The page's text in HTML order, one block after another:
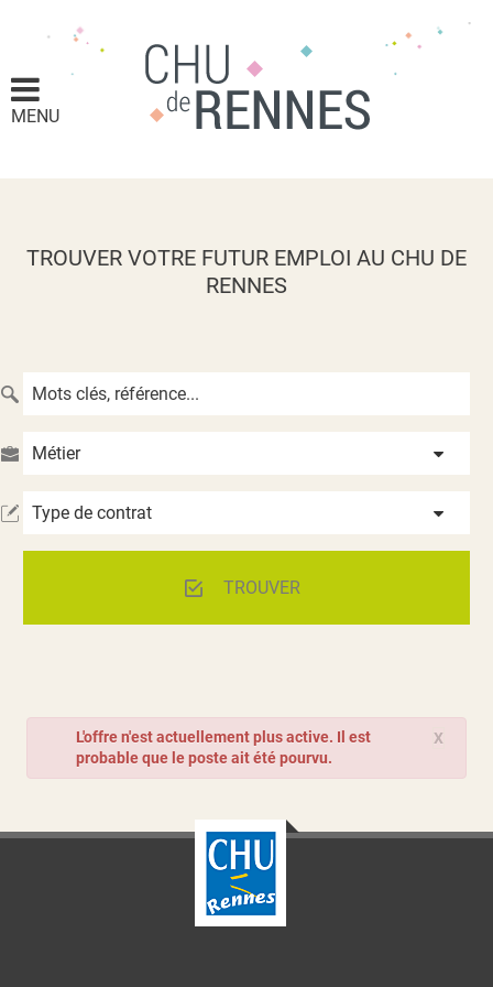
MENU
TROUVER VOTRE FUTUR EMPLOI AU CHU DE
RENNES
Métier
Type de contrat
TROUVER
X
L'offre n'est actuellement plus active. Il est
probable que le poste ait été pourvu.